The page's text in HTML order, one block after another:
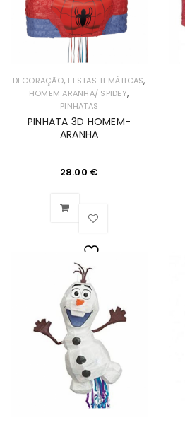
DECORAÇÃO, FESTAS TEMÁTICAS,
HOMEM ARANHA/ SPIDEY,
PINHATAS
PINHATA 3D HOMEM-
ARANHA
28.00 €
Lista
de
Desejos